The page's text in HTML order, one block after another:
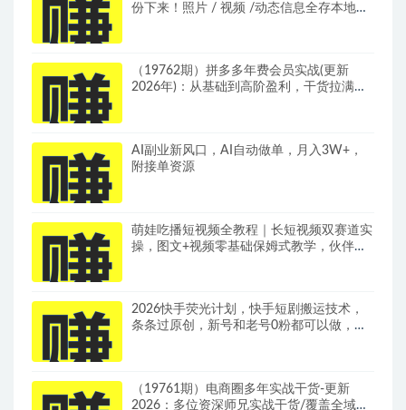
份下来！照片 / 视频 /动态信息全存本地，
（19762期）拼多多年费会员实战(更新
2026年)：从基础到高阶盈利，干货拉满，
AI副业新风口，AI自动做单，月入3W+，
附接单资源
萌娃吃播短视频全教程｜长短视频双赛道实
操，图文+视频零基础保姆式教学，伙伴计
2026快手荧光计划，快手短剧搬运技术，
条条过原创，新号和老号0粉都可以做，有
（19761期）电商圈多年实战干货-更新
2026：多位资深师兄实战干货/覆盖全域平